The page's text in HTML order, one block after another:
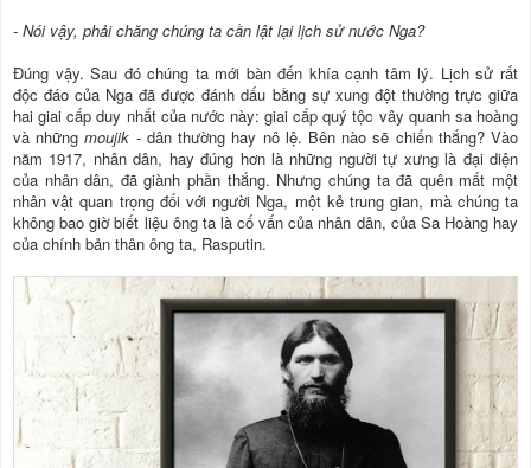
- Nói vậy, phải chăng chúng ta cần lật lại lịch sử nước Nga?
Đúng vậy. Sau đó chúng ta mới bàn đến khía cạnh tâm lý. Lịch sử rất
độc đáo của Nga đã được đánh dấu bằng sự xung đột thường trực giữa
hai giai cấp duy nhất của nước này: giai cấp quý tộc vây quanh sa hoàng
và nhữngmoujik - dân thường hay nô lệ. Bên nào sẽ chiến thắng? Vào
năm 1917, nhân dân, hay đúng hơn là những người tự xưng là đại diện
của nhân dân, đã giành phần thắng. Nhưng chúng ta đã quên mất một
nhân vật quan trọng đối với người Nga, một kẻ trung gian, mà chúng ta
không bao giờ biết liệu ông ta là cố vấn của nhân dân, của Sa Hoàng hay
của chính bản thân ông ta, Rasputin.